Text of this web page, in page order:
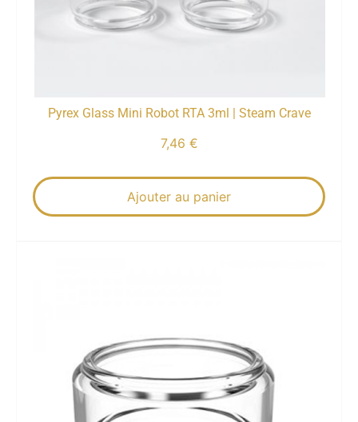
Pyrex Glass Mini Robot RTA 3ml | Steam Crave
7,46 €
Ajouter au panier